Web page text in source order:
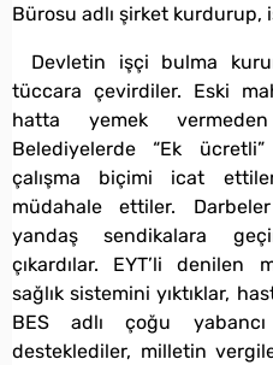
Bürosu adlı şirket kurdurup,
Devletin işçi bulma
tüccara çevirdiler. Eski
hatta yemek vermeden
Belediyelerde “Ek
çalışma biçimi icat
müdahale ettiler.
yandaş sendikalara
çıkardılar. EYT’li denilen
sağlık sistemini yıktıklar,
BES adlı çoğu
desteklediler, milletin